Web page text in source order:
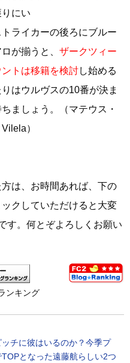
りにい
ライカーの後ろにブルー
が揃うと、 ザークツィー
トは移籍を検討し始める
はウルヴスの10番が決ま
ましょう。（マテウス・
）
は、お時間あれば、下の
クしていただけると大変
す。何とぞよろしくお願い
ンキング
チに彼はいるのか？今季プ
となった遠藤航らしい2つ